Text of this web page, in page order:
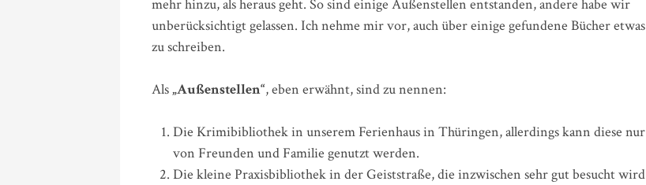
mehr hinzu, als heraus geht. So sind einige Außenstellen entstanden, andere habe wir
unberücksichtigt gelassen. Ich nehme mir vor, auch über einige gefundene Bücher etwas
zu schreiben.
Als„Außenstellen“, eben erwähnt, sind zu nennen:
Die Krimibibliothek in unserem Ferienhaus in Thüringen, allerdings kann diese nur
von Freunden und Familie genutzt werden.
Die kleine Praxisbibliothek in der Geiststraße, die inzwischen sehr gut besucht wird